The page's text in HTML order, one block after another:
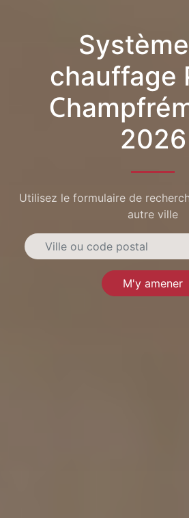
chauffage
2026
Utilisez le formulaire de
autre ville
M'y amener